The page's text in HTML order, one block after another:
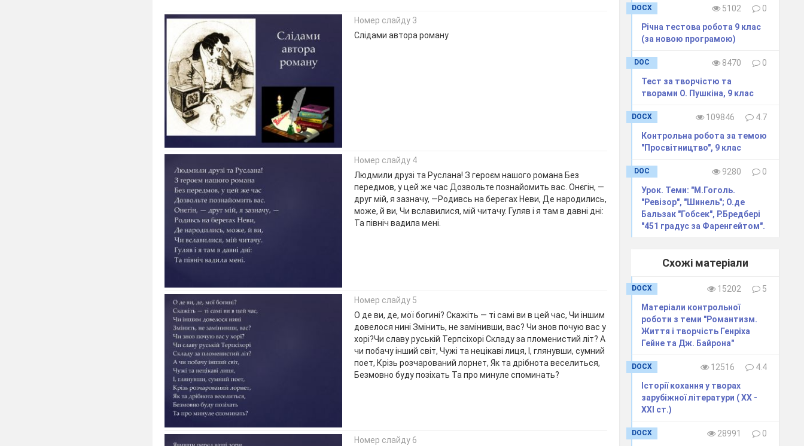
Номер слайду 3
Слідами автора роману
Номер слайду 4
Людмили друзі та Руслана! З героєм нашого романа Без
передмов, у цей же час Дозвольте познайомить вас. Онєгін, —
друг мій, я зазначу, —Родивсь на берегах Неви, Де народились,
може, й ви, Чи вславилися, мій читачу. Гуляв і я там в давні дні:
Та північ вадила мені.
Номер слайду 5
О де ви, де, мої богині? Скажіть — ті самі ви в цей час, Чи іншим
довелося нині Змінить, не замінивши, вас? Чи знов почую вас у
хорі?Чи славу руській Терпсіхорі Складу за пломенистий літ? А
чи побачу інший світ, Чужі та нецікаві лиця, І, глянувши, сумний
поет, Крізь розчарований лорнет, Як та дрібнота веселиться,
Безмовно буду позіхать Та про минуле споминать?
Номер слайду 6
DOCX 5102
0
Річна тестова робота 9 клас
(за новою програмою)
DOC 8470
0
Тест за творчістю та
творами О. Пушкіна, 9 клас
DOCX 109846
4.7
Контрольна робота за темою
"Просвітництво", 9 клас
DOC 9280
0
Урок. Теми: "М.Гоголь.
"Ревізор", "Шинель"; О.де
Бальзак "Гобсек", Р.Бредбері
"451 градус за Фаренгейтом".
Схожі матеріали
DOCX 15202
5
Матеріали контрольної
роботи з теми "Романтизм.
Життя і творчість Генріха
Гейне та Дж. Байрона"
DOCX 12516
4.4
Історії кохання у творах
зарубіжної літератури ( ХХ -
ХХІ ст.)
DOCX 28991
0